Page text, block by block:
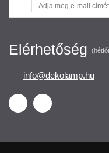
Elérhetőség
info@dekolamp.hu